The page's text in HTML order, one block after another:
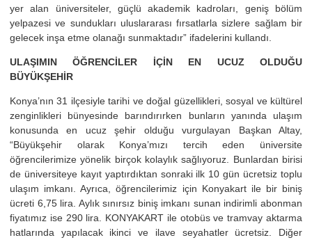
yer alan üniversiteler, güçlü akademik kadroları, geniş bölüm
yelpazesi ve sundukları uluslararası fırsatlarla sizlere sağlam bir
gelecek inşa etme olanağı sunmaktadır” ifadelerini kullandı.
ULAŞIMIN ÖĞRENCİLER İÇİN EN UCUZ OLDUĞU
BÜYÜKŞEHİR
Konya’nın 31 ilçesiyle tarihi ve doğal güzellikleri, sosyal ve kültürel
zenginlikleri bünyesinde barındırırken bunların yanında ulaşım
konusunda en ucuz şehir olduğu vurgulayan Başkan Altay,
“Büyükşehir olarak Konya’mızı tercih eden üniversite
öğrencilerimize yönelik birçok kolaylık sağlıyoruz. Bunlardan birisi
de üniversiteye kayıt yaptırdıktan sonraki ilk 10 gün ücretsiz toplu
ulaşım imkanı. Ayrıca, öğrencilerimiz için Konyakart ile bir biniş
ücreti 6,75 lira. Aylık sınırsız biniş imkanı sunan indirimli abonman
fiyatımız ise 290 lira. KONYAKART ile otobüs ve tramvay aktarma
hatlarında yapılacak ikinci ve ilave seyahatler ücretsiz. Diğer